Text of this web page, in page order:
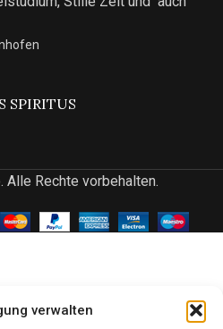
verwalten
SPIRITUS
Rechte vorbehalten.